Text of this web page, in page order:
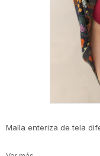
Malla enteriza de tela